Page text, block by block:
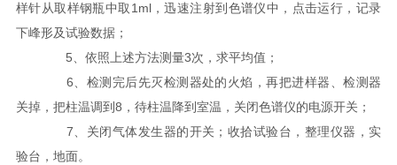
样针从取样钢瓶中取1ml，迅速注射到色谱仪中，点击运行，记录
下峰形及试验数据；
5、依照上述方法测量3次，求平均值；
6、检测完后先灭检测器处的火焰，再把进样器、检测器
关掉，把柱温调到8，待柱温降到室温，关闭色谱仪的电源开关；
7、关闭气体发生器的开关；收拾试验台，整理仪器，实
验台，地面。